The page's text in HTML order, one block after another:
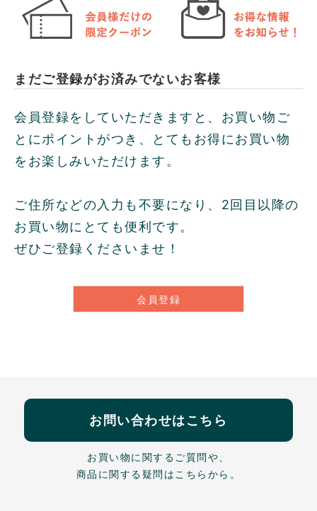
まだご登録がお済みでないお客様
会員登録をしていただきますと、お買い物ご
とにポイントがつき、とてもお得にお買い物
をお楽しみいただけます。
ご住所などの入力も不要になり、2回目以降の
お買い物にとても便利です。
ぜひご登録くださいませ！
会員登録
お問い合わせはこちら
お買い物に関するご質問や、
商品に関する疑問はこちらから。